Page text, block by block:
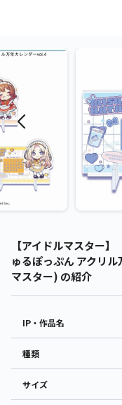
【アイドルマスター
ゅるぽっぷん アクリ
マスター) の紹介
IP・作品名
種類
サイズ